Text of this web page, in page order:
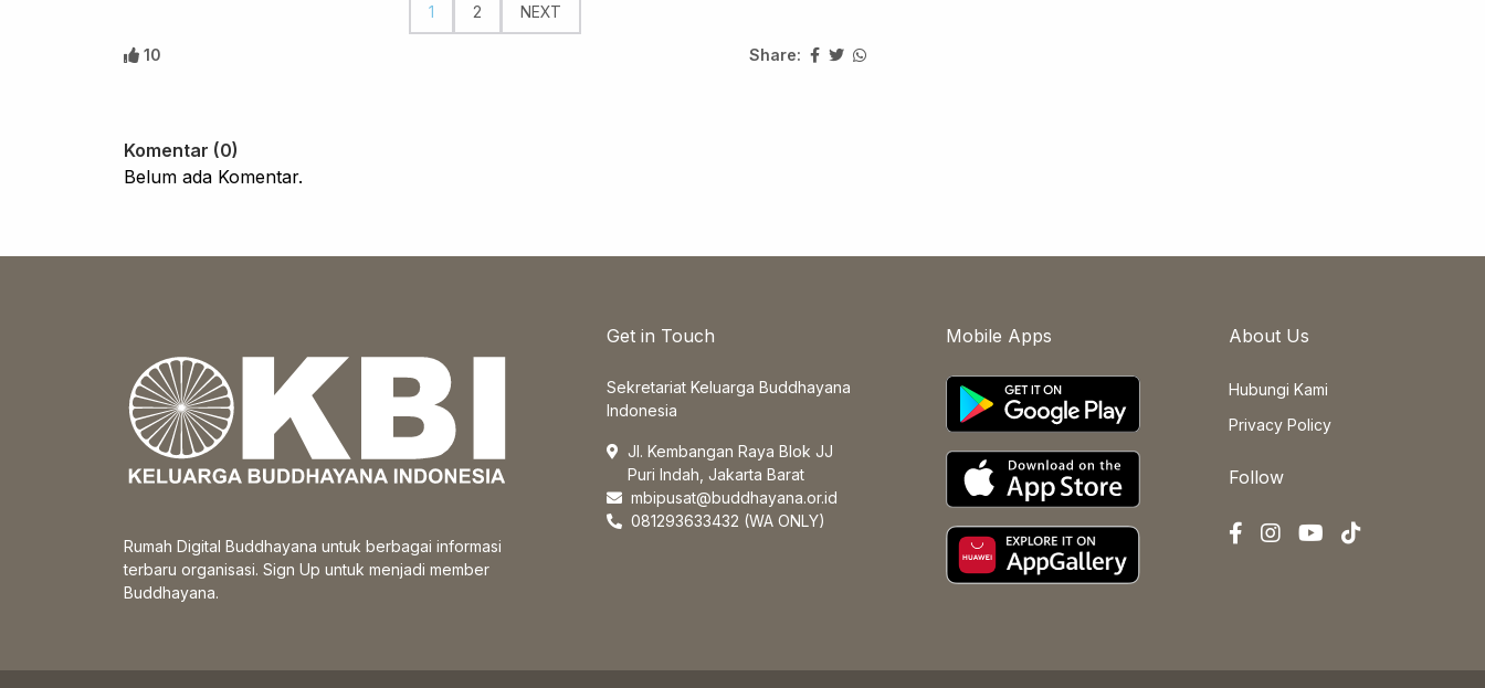
1 2 NEXT
10 Share:
Komentar (0)
Belum ada Komentar.
Rumah Digital Buddhayana untuk berbagai informasi
terbaru organisasi. Sign Up untuk menjadi member
Buddhayana.
Get in Touch
Sekretariat Keluarga Buddhayana
Indonesia
Jl. Kembangan Raya Blok JJ
Puri Indah, Jakarta Barat
mbipusat@buddhayana.or.id
081293633432 (WA ONLY)
Mobile Apps About Us
Hubungi Kami
Privacy Policy
Follow